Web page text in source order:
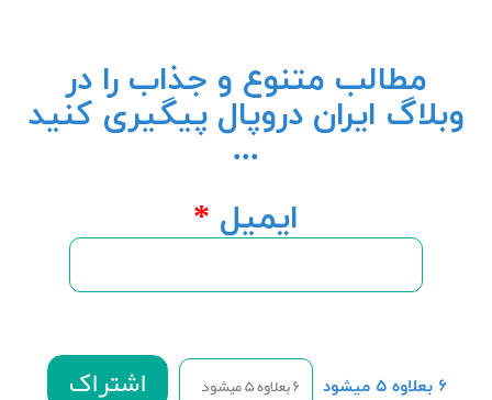
مطالب متنوع و جذاب را در
وبلاگ ایران دروپال پیگیری کنید
...
ایمیل *
۶ بعلاوه ۵ میشود